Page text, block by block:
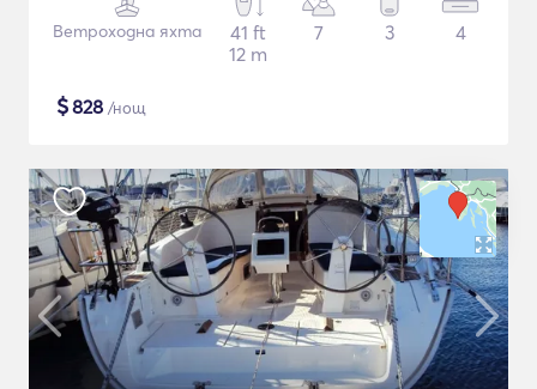
Ветроходна яхта
41 ft
12 m
7 3 4
$828 /нощ